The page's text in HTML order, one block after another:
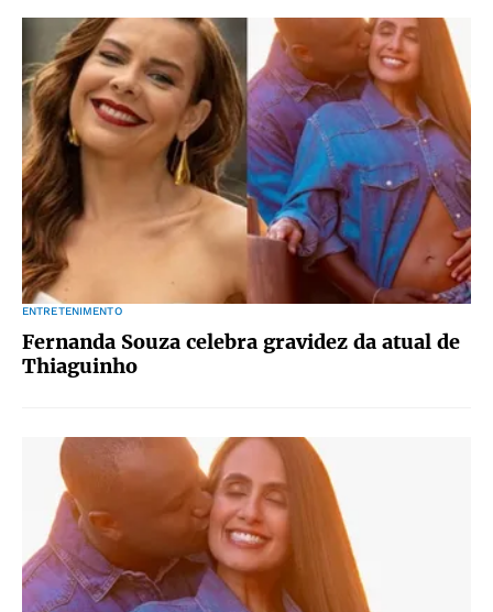
ENTRETENIMENTO
Fernanda Souza celebra gravidez da atual de
Thiaguinho